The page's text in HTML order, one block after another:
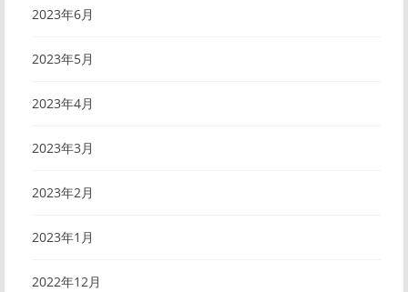
2023年6月
2023年5月
2023年4月
2023年3月
2023年2月
2023年1月
2022年12月